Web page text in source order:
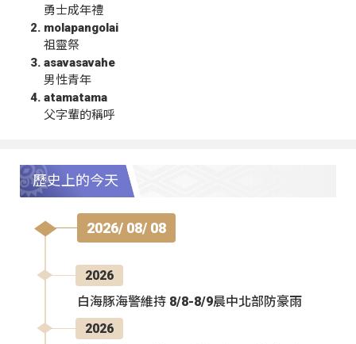
勇士成年禮
molapangolai
祖靈祭
asavasavahe
男性青年
atamatama
父字輩的稱呼
歷史上的今天
2026/ 08/ 08
2026
白海豚海警維持 8/8-8/9晨中北部防豪雨
2026